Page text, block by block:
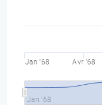
Jan '68 Avr '68
Jan '68